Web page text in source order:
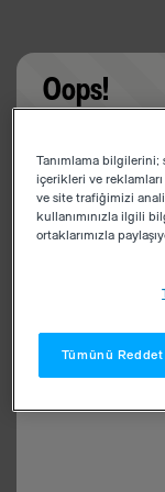
Oops!
app
Tanımlama
içerikleri ve
ve site trafiğimizi
kullanımınızla ilgili
ortaklarımızla
Tümünü Reddet